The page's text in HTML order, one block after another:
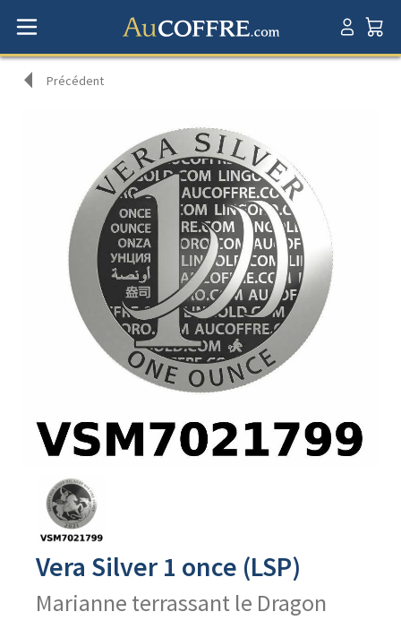
Précédent
produit
Vera Silver 1 once (LSP)
Marianne terrassant le Dragon